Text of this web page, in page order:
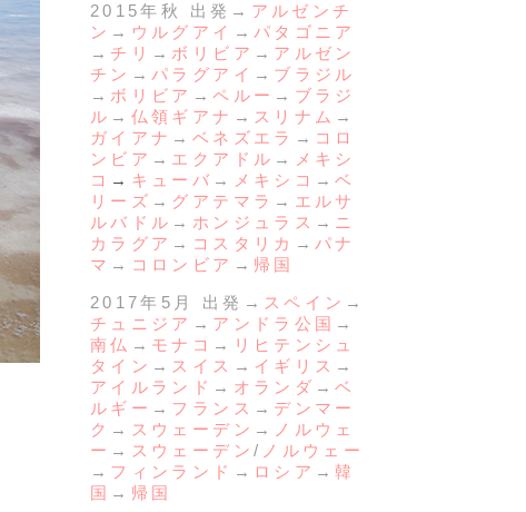
2015年秋 出発→ アルゼンチ
ン → ウルグアイ → パタゴニア
→ チリ → ボリビア → アルゼン
チン → パラグアイ → ブラジル
→ ボリビア →ペルー → ブラジ
ル → 仏領ギアナ → スリナム →
ガイアナ → ベネズエラ → コロ
ンビア → エクアドル →
メキシ
コ → キューバ → メキシコ →ベ
リーズ → グアテマラ → エルサ
ルバドル → ホンジュラス → ニ
カラグア → コスタリカ → パナ
マ → コロンビア → 帰国
2017年5月 出発→ スペイン →
チュニジア → アンドラ公国 →
南仏 → モナコ → リヒテンシュ
タイン → スイス → イギリス →
アイルランド → オランダ →ベ
ルギー → フランス → デンマー
ク → スウェーデン → ノルウェ
ー → スウェーデン / ノルウェー
→ フィンランド → ロシア →韓
国 → 帰国